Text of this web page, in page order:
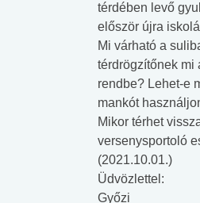
térdében levő
először újra
Mi várható a
térdrögzítőnek mi
rendbe? Lehet-e
mankót
Mikor térhet
versenysportoló
(2021.10.01.)
Üdvözlettel:
Győzi